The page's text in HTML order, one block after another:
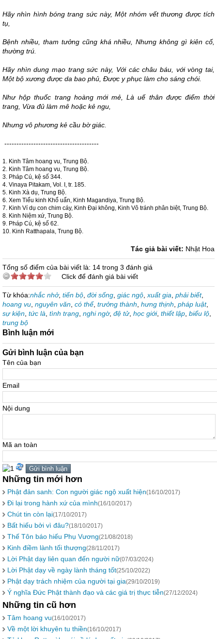
Hãy nhìn hình bóng trang sức này, Một nhóm vết thương được tích
tụ,
Bệnh nhiều, tham tưởng cũng khá nhiều, Nhưng không gì kiên cố,
thường trú.
Hãy nhìn dung mạo trang sức này, Với các châu báu, với vòng tai,
Một bộ xương được da bao phủ, Được y phục làm cho sáng chói.
Như hộp thuốc trang hoàng mới mẻ, Là uế thân được điểm thời
trang, Vừa đủ làm mê hoặc kẻ ngu,
Nhưng vô phương kẻ cầu bờ giác.
---------------------------------------
1. Kinh Tâm hoang vu, Trung Bộ.
2. Kinh Tâm hoang vu, Trung Bộ.
3. Pháp Cú, kệ số 344.
4. Vinaya Pitakam, Vol. I, tr. 185.
5. Kinh Xà dụ, Trung Bộ.
6. Xem Tiểu kinh Khổ uẩn, Kinh Magandiya, Trung Bộ.
7. Kinh Ví dụ con chim cáy, Kinh Đại không, Kinh Vô tránh phân biệt, Trung Bộ.
8. Kinh Niệm xứ, Trung Bộ.
9. Pháp Cú, kệ số 62.
10. Kinh Ratthapala, Trung Bộ.
Tác giả bài viết: Nhật Hoa
Tổng số điểm của bài viết là: 14 trong 3 đánh giá
Click để đánh giá bài viết
Từ khóa:nhắc nhở, tiến bộ đời sống giác ngộ xuất gia phải biết,
hoang vu nguyên văn có thể, trưởng thành hưng thịnh pháp luật,
sự kiện tức là tình trạng nghi ngờ, đệ tử, học giới, thiết lập biểu lộ
trung bộ
Bình luận mới
Gửi bình luận của bạn
Tên của bạn
Email
Nội dung
Mã an toàn
Những tin mới hơn
Phật đản sanh: Con người giác ngộ xuất hiện(16/10/2017)
Đi lại trong hành xứ của mình(16/10/2017)
Chút tin còn lại(17/10/2017)
Bất hiếu bởi vì đâu?(18/10/2017)
Thế Tôn báo hiếu Phụ Vương(21/08/2018)
Kinh điềm lành tối thượng(28/11/2017)
Lời Phật dạy liên quan đến người nữ(07/03/2024)
Lời Phật dạy về ngày lành tháng tốt(25/10/2022)
Phật dạy trách nhiệm của người tại gia(29/10/2019)
Ý nghĩa Đức Phật thành đạo và các giá trị thực tiễn(27/12/2024)
Những tin cũ hơn
Tâm hoang vu(16/10/2017)
Về một lời khuyên tu thiền(16/10/2017)